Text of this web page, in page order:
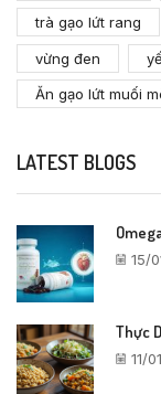
trà gạo lứt rang
vừng đen
Ăn gạo lứt muối
LATEST BLOGS
15/
Thực
11/